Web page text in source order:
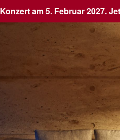
Konzert am 5. Februar 2027.